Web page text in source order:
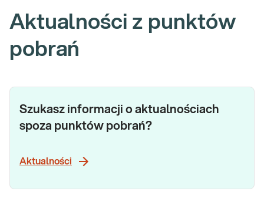
Aktualności z punktów
pobrań
Szukasz informacji o aktualnościach
spoza punktów pobrań?
Aktualności